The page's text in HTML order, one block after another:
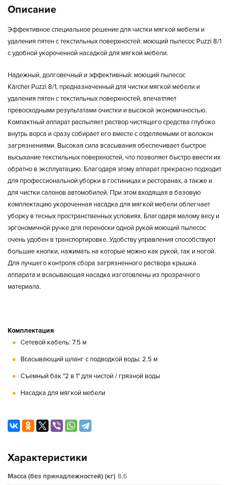
Описание
Эффективное специальное решение для чистки мягкой мебели и
удаления пятен с текстильных поверхностей: моющий пылесос Puzzi 8/1
с удобной укороченной насадкой для мягкой мебели.
Надежный, долговечный и эффективный: моющий пылесос
Kärcher Puzzi 8/1, предназначенный для чистки мягкой мебели и
удаления пятен с текстильных поверхностей, впечатляет
превосходными результатами очистки и высокой экономичностью.
Компактный аппарат распыляет раствор чистящего средства глубоко
внутрь ворса и сразу собирает его вместе с отделяемыми от волокон
загрязнениями. Высокая сила всасывания обеспечивает быстрое
высыхание текстильных поверхностей, что позволяет быстро ввести их
обратно в эксплуатацию. Благодаря этому аппарат прекрасно подходит
для профессиональной уборки в гостиницах и ресторанах, а также и
для чистки салонов автомобилей. При этом входящая в базовую
комплектацию укороченная насадка для мягкой мебели облегчает
уборку в тесных пространственных условиях. Благодаря малому весу и
эргономичной ручке для переноски одной рукой моющий пылесос
очень удобен в транспортировке. Удобству управления способствуют
большие кнопки, нажимать на которые можно как рукой, так и ногой.
Для лучшего контроля сбора загрязненного раствора крышка
аппарата и всасывающая насадка изготовлены из прозрачного
материала.
Комплектация
Сетевой кабель: 7.5 м
Всасывающий шланг с подводкой воды: 2.5 м
Съемный бак "2 в 1" для чистой / грязной воды
Насадка для мягкой мебели
Характеристики
Масса (без принадлежностей) (кг) 8,6